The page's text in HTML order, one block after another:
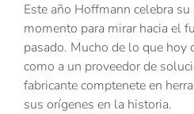
Este año Hoffmann celebra
momento para mirar hacia el
pasado. Mucho de lo que hoy
como a un proveedor de
fabricante comptenete en
sus orígenes en la historia.